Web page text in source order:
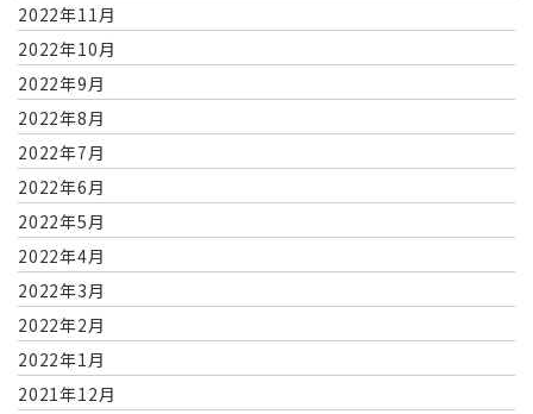
2022年11月
2022年10月
2022年9月
2022年8月
2022年7月
2022年6月
2022年5月
2022年4月
2022年3月
2022年2月
2022年1月
2021年12月